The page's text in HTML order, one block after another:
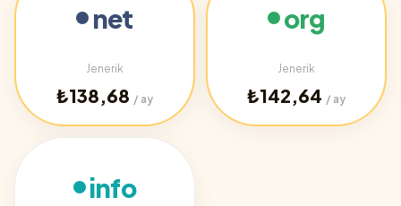
net
Jenerik
₺138,68 / ay
org
Jenerik
₺142,64 / ay
info